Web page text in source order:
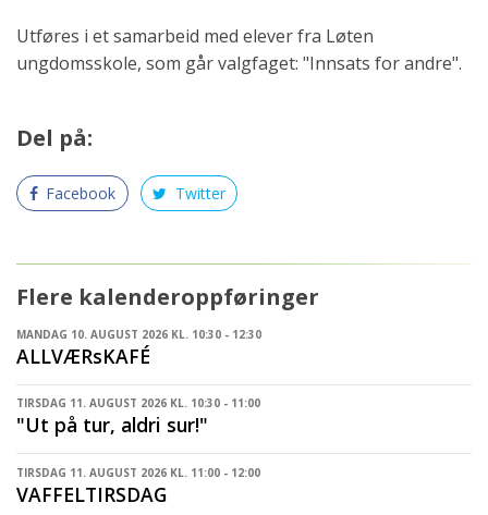
Utføres i et samarbeid med elever fra Løten
ungdomsskole, som går valgfaget: "Innsats for andre".
Del på:
Facebook Twitter
Flere kalenderoppføringer
MANDAG 10. AUGUST 2026 KL. 10:30 - 12:30
ALLVÆRsKAFÉ
TIRSDAG 11. AUGUST 2026 KL. 10:30 - 11:00
"Ut på tur, aldri sur!"
TIRSDAG 11. AUGUST 2026 KL. 11:00 - 12:00
VAFFELTIRSDAG